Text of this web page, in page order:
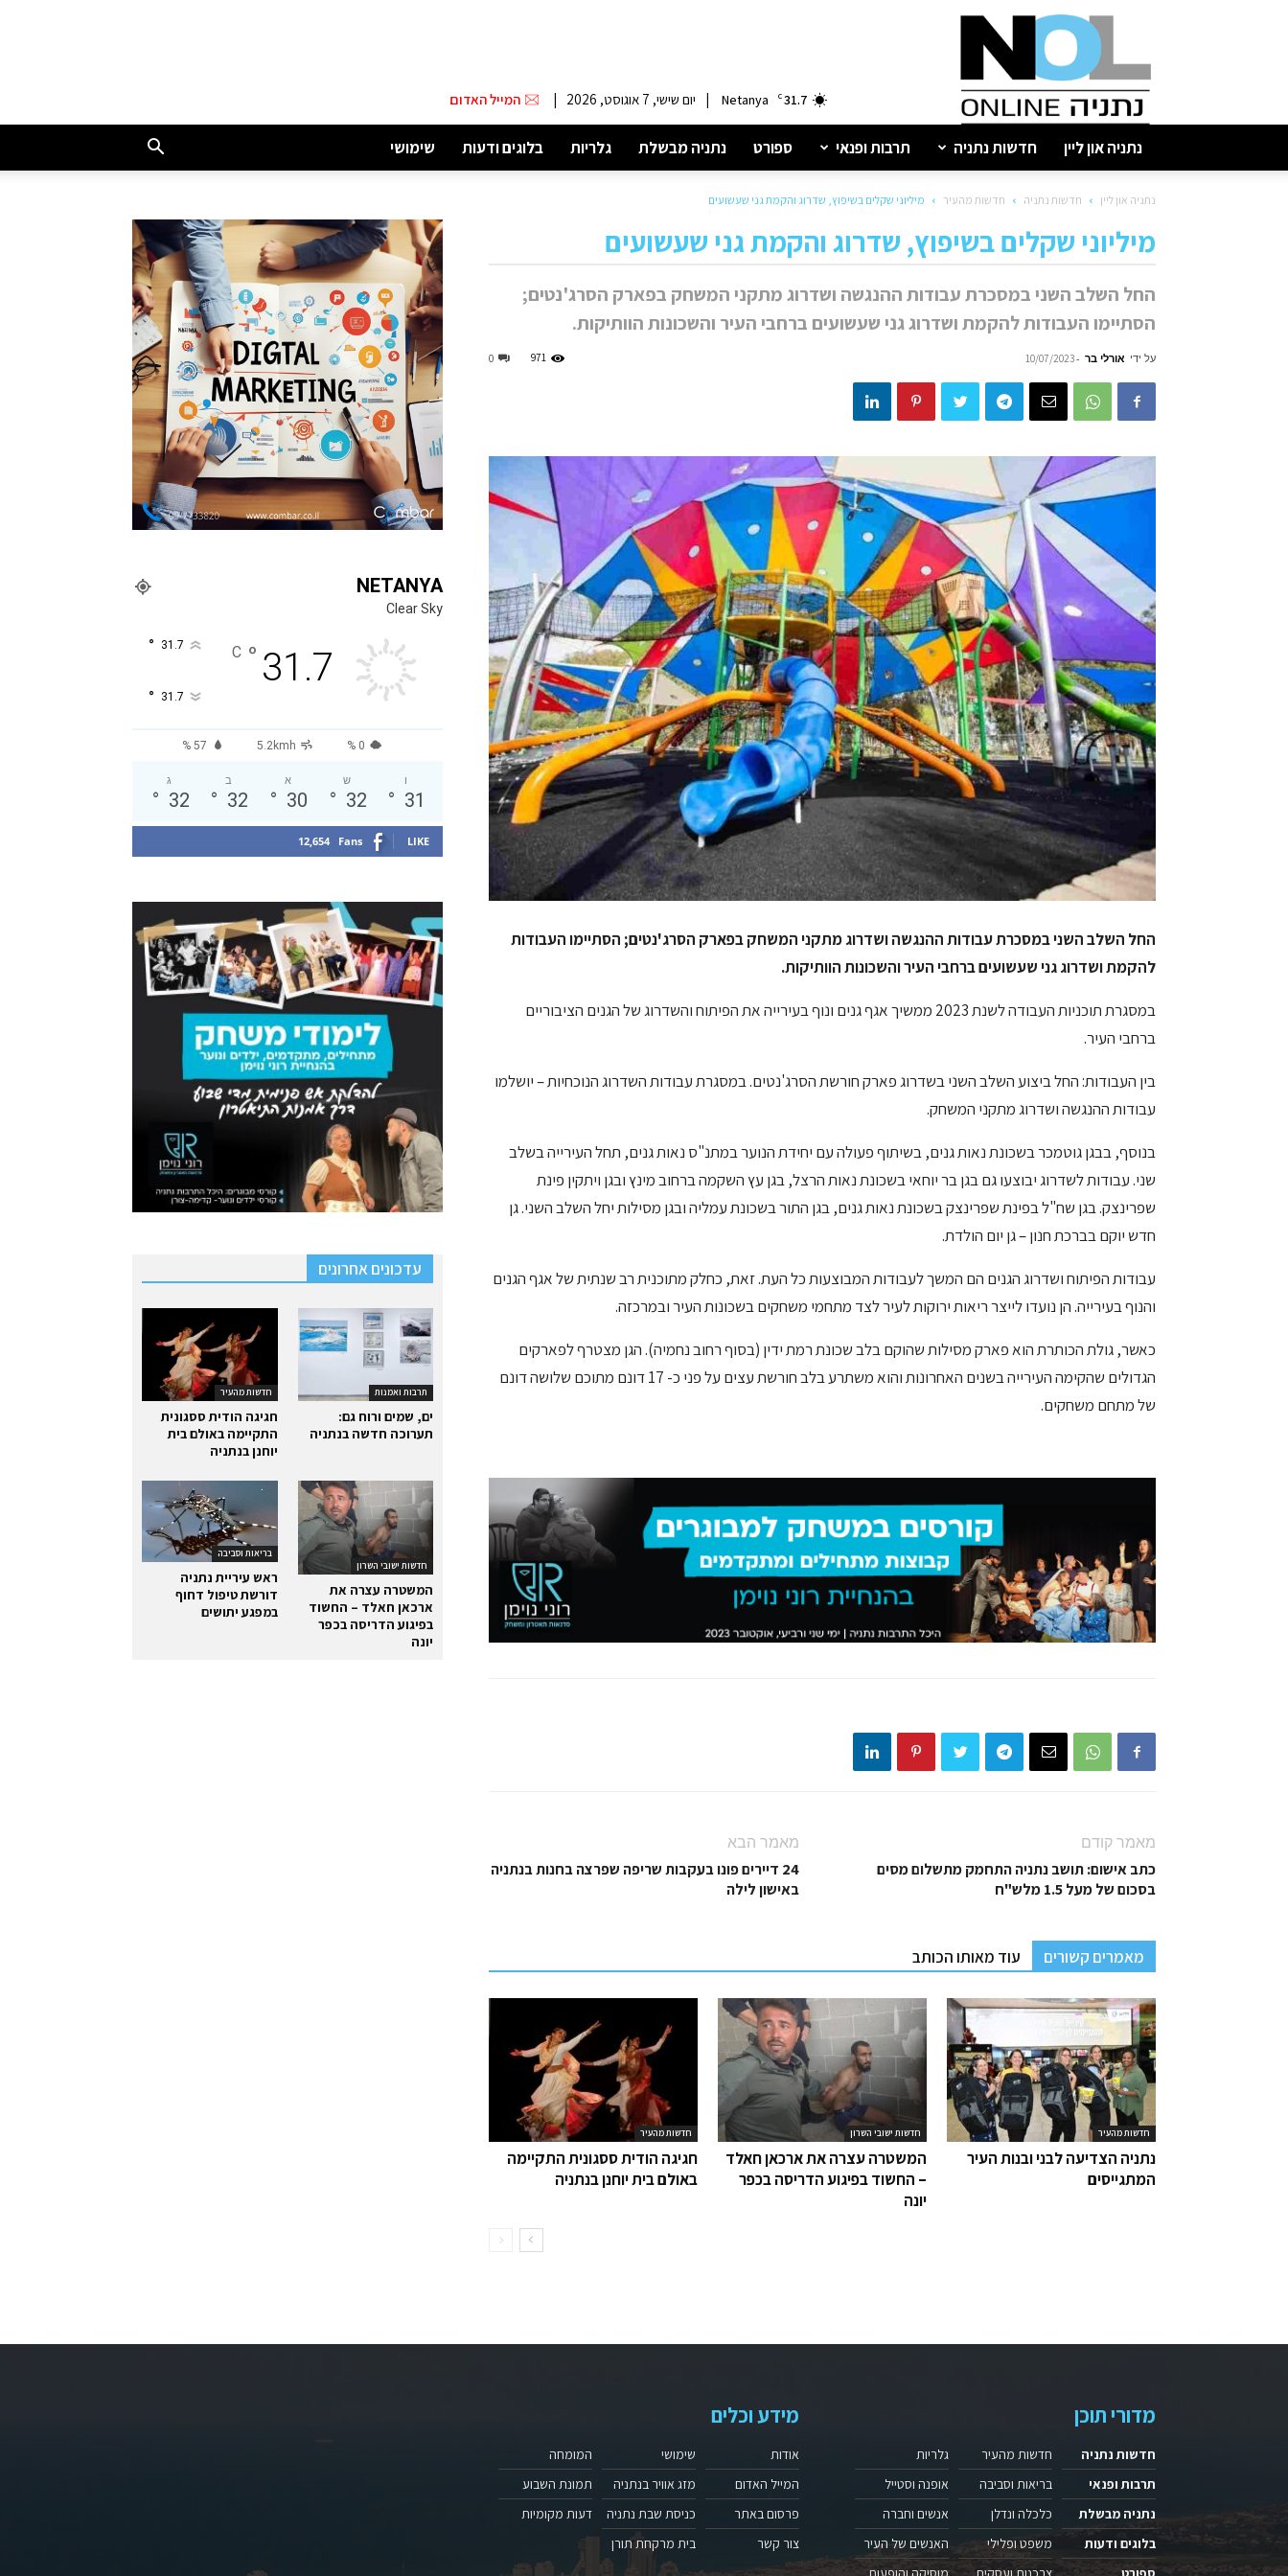
נתניה
31.7
C
Netanya
| יום שישי, 7 אוגוסט, 2026 | המייל האדום
נתניה און ליין חדשות נתניה תרבות ופנאי ספורט נתניה מבשלת גלריות בלוגים ודעות שימושי
נתניה און ליין חדשות נתניה חדשות מהעיר מיליוני שקלים בשיפוץ, שדרוג והקמת גני שעשועים
מיליוני שקלים בשיפוץ, שדרוג והקמת גני שעשועים
החל השלב השני במסכרת עבודות ההנגשה ושדרוג מתקני המשחק בפארק הסרג'נטים;
הסתיימו העבודות להקמת ושדרוג גני שעשועים ברחבי העיר והשכונות הוותיקות.
על ידי אורלי בר -
10/07/2023
0 971
החל השלב השני במסכרת עבודות ההנגשה ושדרוג מתקני המשחק בפארק הסרג'נטים; הסתיימו העבודות
להקמת ושדרוג גני שעשועים ברחבי העיר והשכונות הוותיקות.
במסגרת תוכניות העבודה לשנת 2023 ממשיך אגף גנים ונוף בעירייה את הפיתוח והשדרוג של הגנים הציבוריים
ברחבי העיר.
בין העבודות: החל ביצוע השלב השני בשדרוג פארק חורשת הסרג'נטים. במסגרת עבודות השדרוג הנוכחיות – יושלמו
עבודות ההנגשה ושדרוג מתקני המשחק.
בנוסף, בבגן גוטמכר בשכונת נאות גנים, בשיתוף פעולה עם יחידת הנוער במתנ"ס נאות גנים, תחל העירייה בשלב
שני. עבודות לשדרוג יבוצעו גם בגן בר יוחאי בשכונת נאות הרצל, בגן עץ השקמה ברחוב מינץ ובגן ויתקין פינת
שפרינצק. בגן שח"ל בפינת שפרינצק בשכונת נאות גנים, בגן התור בשכונת עמליה ובגן מסילות יחל השלב השני. גן
חדש יוקם בברכת חנון – גן יום הולדת.
עבודות הפיתוח ושדרוג הגנים הם המשך לעבודות המבוצעות כל העת. זאת, כחלק מתוכנית רב שנתית של אגף הגנים
והנוף בעירייה. הן נועדו לייצר ריאות ירוקות לעיר לצד מתחמי משחקים בשכונות העיר ובמרכזה.
כאשר, גולת הכותרת הוא פארק מסילות שהוקם בלב שכונת רמת ידין (בסוף רחוב נחמיה). הגן מצטרף לפארקים
הגדולים שהקימה העירייה בשנים האחרונות והוא משתרע בלב חורשת עצים על פני כ- 17 דונם מתוכם שלושה דונם
של מתחם משחקים.
מאמר קודם
כתב אישום: תושב נתניה התחמק מתשלום מסים
בסכום של מעל 1.5 מלש"ח
מאמר הבא
24 דיירים פונו בעקבות שריפה שפרצה בחנות בנתניה
באישון לילה
מאמרים קשורים עוד מאותו הכותב
חדשות מהעיר
חגיגה הודית ססגונית התקיימה
באולם בית יוחנן בנתניה
חדשות ישובי השרון
המשטרה עצרה את ארכאן חאלד
– החשוד בפיגוע הדריסה בכפר
יונה
חדשות מהעיר
נתניה הצדיעה לבני ובנות העיר
המתגייסים
NETANYA
Clear Sky
31.7
°
C
31.7
°
31.7
°
57 % 5.2kmh 0 %
ו
31
°
ש
32
°
א
30
°
ב
32
°
ג
32
°
12,654 Fans LIKE
עדכונים אחרונים
חדשות מהעיר
חגיגה הודית ססגונית
התקיימה באולם בית
יוחנן בנתניה
תרבות ואמנות
ים, שמים ורוח גם:
תערוכה חדשה בנתניה
בריאות וסביבה
ראש עיריית נתניה
דורשת טיפול דחוף
במפגע יתושים
חדשות ישובי השרון
המשטרה עצרה את
ארכאן חאלד – החשוד
בפיגוע הדריסה בכפר
יונה
מדורי תוכן
חדשות נתניה
תרבות ופנאי
נתניה מבשלת
בלוגים ודעות
חדשות מהעיר
בריאות וסביבה
כלכלה ונדלן
משפט ופלילי
גלריות
אופנה וסטייל
אנשים וחברה
האנשים של העיר
מידע וכלים
אודות
המייל האדום
פרסום באתר
צור קשר
שימושי
מזג אוויר בנתניה
כניסת שבת נתניה
בית מרקחת תורן
המומחה
תמונת השבוע
דעות מקומיות